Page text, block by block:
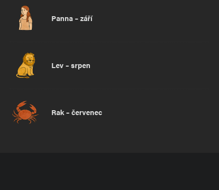
Panna – září
Lev – srpen
Rak – červenec